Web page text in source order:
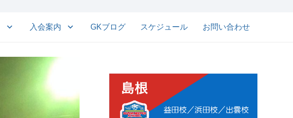
入会案内 GKブログ スケジュール お問い合わせ